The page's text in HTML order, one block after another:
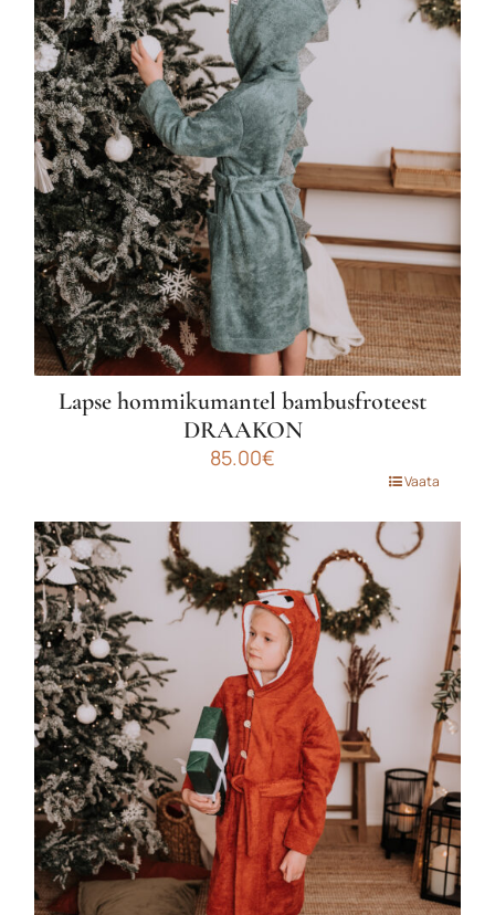
varianti.
Valikuid
saab
teha
tootelehel.
Lapse hommikumantel bambusfroteest
DRAAKON
85.00€
on
mitu
varianti.
Valikuid
saab
teha
tootelehel.
Vaata
Liitu uudiskirjaga
Liitu uudiskirjaga ja saa esimeselt
ostult -10% soodustust!